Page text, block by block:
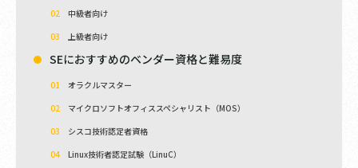
中級者向け
上級者向け
SEにおすすめのベンダー資格と難易度
オラクルマスター
マイクロソフトオフィススペシャリスト（MOS）
シスコ技術認定者資格
Linux技術者認定試験（LinuC）